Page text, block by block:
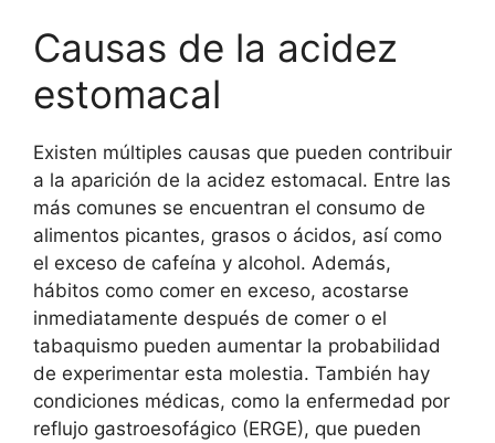
Causas de la acidez
estomacal
Existen múltiples causas que pueden contribuir
a la aparición de la acidez estomacal. Entre las
más comunes se encuentran el consumo de
alimentos picantes, grasos o ácidos, así como
el exceso de cafeína y alcohol. Además,
hábitos como comer en exceso, acostarse
inmediatamente después de comer o el
tabaquismo pueden aumentar la probabilidad
de experimentar esta molestia. También hay
condiciones médicas, como la enfermedad por
reflujo gastroesofágico (ERGE), que pueden